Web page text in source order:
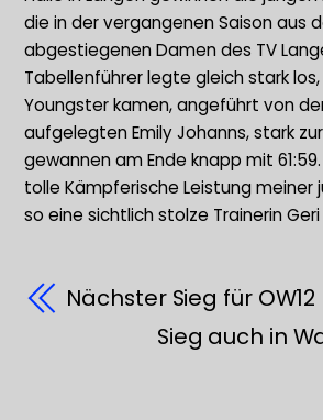
die in der vergangenen Saison aus
abgestiegenen Damen des TV
Tabellenführer legte gleich stark los,
Youngster kamen, angeführt von
aufgelegten Emily Johanns, stark
gewannen am Ende knapp mit
tolle Kämpferische Leistung meiner
so eine sichtlich stolze Trainerin
Nächster Sieg für OW12
Sieg auch in